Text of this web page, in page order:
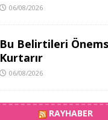
06/08/2026
Bu Belirtileri
Kurtarır
06/08/2026
RAYHABER